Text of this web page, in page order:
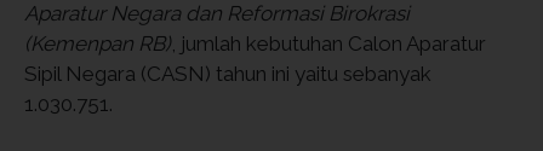
Aparatur Negara dan Reformasi Birokrasi
(Kemenpan RB), jumlah kebutuhan Calon Aparatur
Sipil Negara (CASN) tahun ini yaitu sebanyak
1.030.751.